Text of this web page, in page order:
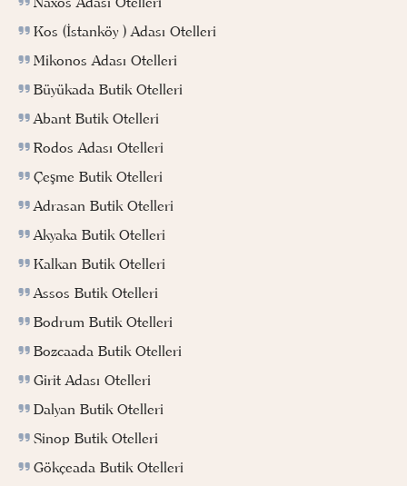
Kos (İstanköy ) Adası Otelleri
Mikonos Adası Otelleri
Büyükada Butik Otelleri
Abant Butik Otelleri
Rodos Adası Otelleri
Çeşme Butik Otelleri
Adrasan Butik Otelleri
Akyaka Butik Otelleri
Kalkan Butik Otelleri
Assos Butik Otelleri
Bodrum Butik Otelleri
Bozcaada Butik Otelleri
Girit Adası Otelleri
Dalyan Butik Otelleri
Sinop Butik Otelleri
Gökçeada Butik Otelleri